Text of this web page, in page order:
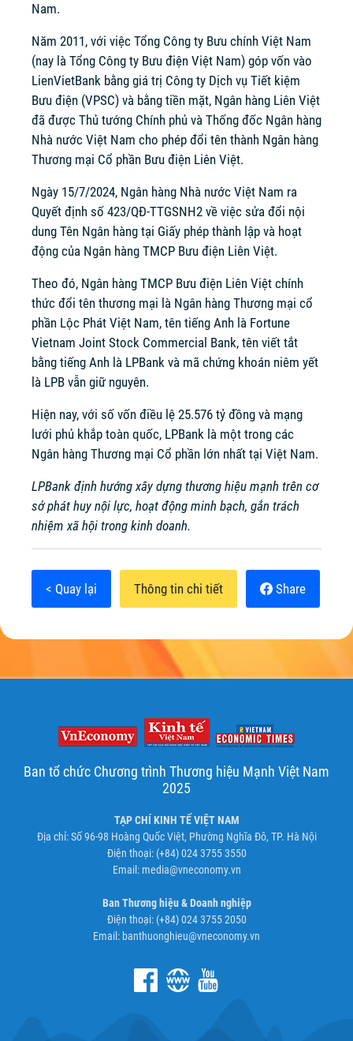
Nam.
Năm 2011, với việc Tổng Công ty Bưu chính Việt Nam
(nay là Tổng Công ty Bưu điện Việt Nam) góp vốn vào
LienVietBank bằng giá trị Công ty Dịch vụ Tiết kiệm
Bưu điện (VPSC) và bằng tiền mặt, Ngân hàng Liên Việt
đã được Thủ tướng Chính phủ và Thống đốc Ngân hàng
Nhà nước Việt Nam cho phép đổi tên thành Ngân hàng
Thương mại Cổ phần Bưu điện Liên Việt.
Ngày 15/7/2024, Ngân hàng Nhà nước Việt Nam ra
Quyết định số 423/QĐ-TTGSNH2 về việc sửa đổi nội
dung Tên Ngân hàng tại Giấy phép thành lập và hoạt
động của Ngân hàng TMCP Bưu điện Liên Việt.
Theo đó, Ngân hàng TMCP Bưu điện Liên Việt chính
thức đổi tên thương mại là Ngân hàng Thương mại cổ
phần Lộc Phát Việt Nam, tên tiếng Anh là Fortune
Vietnam Joint Stock Commercial Bank, tên viết tắt
bằng tiếng Anh là LPBank và mã chứng khoán niêm yết
là LPB vẫn giữ nguyên.
Hiện nay, với số vốn điều lệ 25.576 tỷ đồng và mạng
lưới phủ khắp toàn quốc, LPBank là một trong các
Ngân hàng Thương mại Cổ phần lớn nhất tại Việt Nam.
LPBank định hướng xây dựng thương hiệu mạnh trên cơ
sở phát huy nội lực, hoạt động minh bạch, gắn trách
nhiệm xã hội trong kinh doanh.
< Quay lại Thông tin chi tiết Share
Ban tổ chức Chương trình Thương hiệu Mạnh Việt Nam
2025
TẠP CHÍ KINH TẾ VIỆT NAM
Địa chỉ: Số 96-98 Hoàng Quốc Việt, Phường Nghĩa Đô, TP. Hà Nội
Điện thoại: (+84) 024 3755 3550
Email: media@vneconomy.vn
Ban Thương hiệu & Doanh nghiệp
Điện thoại: (+84) 024 3755 2050
Email: banthuonghieu@vneconomy.vn